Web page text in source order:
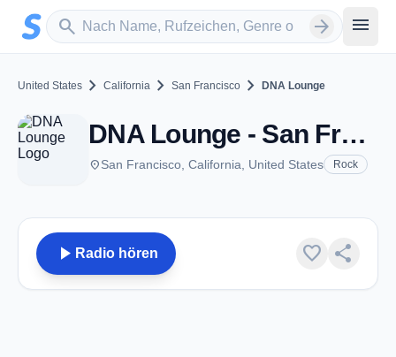
Zum Hauptinhalt springen
search
Sender suchen arrow_forward menu
United States chevron_right California chevron_right San Francisco chevron_right DNA Lounge
DNA Lounge - San Francisco, CA
placeSan Francisco, California, United States Rock
play_arrow Radio hören favorite share